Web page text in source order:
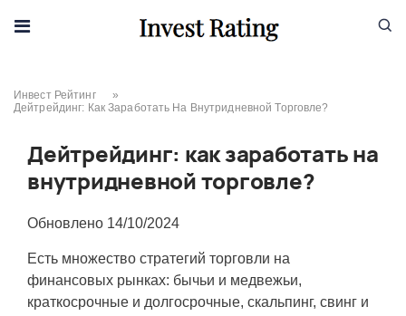
Инвест Рейтинг
»
Дейтрейдинг: Как Заработать На Внутридневной Торговле?
Дейтрейдинг: как заработать на
внутридневной торговле?
Обновлено 14/10/2024
Есть множество стратегий торговли на
финансовых рынках: бычьи и медвежьи,
краткосрочные и долгосрочные, скальпинг, свинг и